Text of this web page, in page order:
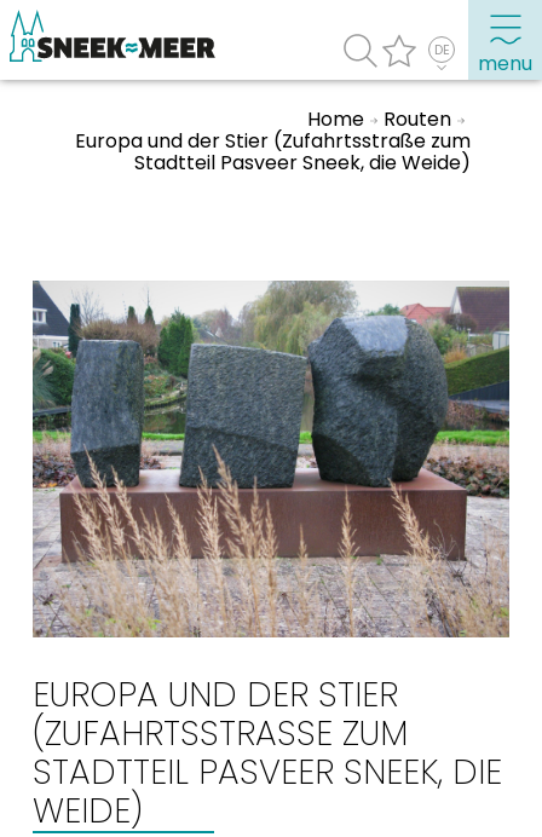
menu
Entdecken Sie Sneek
Highlights
Sehenswürdigkeiten
Sehen & Erleben
Essen, Trinken, Ausgehen
Wassersport
Übernachten
Einkaufen
Veranstaltungskalender
Häufig besuchte Seiten:
Stadtplan
Sneek mit Kinder
VVV Sneek
Home Routen
Europa und der Stier (Zufahrtsstraße zum
Stadtteil Pasveer Sneek, die Weide)
EUROPA UND DER STIER
(ZUFAHRTSSTRASSE ZUM S
TADTTEIL PASVEER SNEEK, DIE W
EIDE)